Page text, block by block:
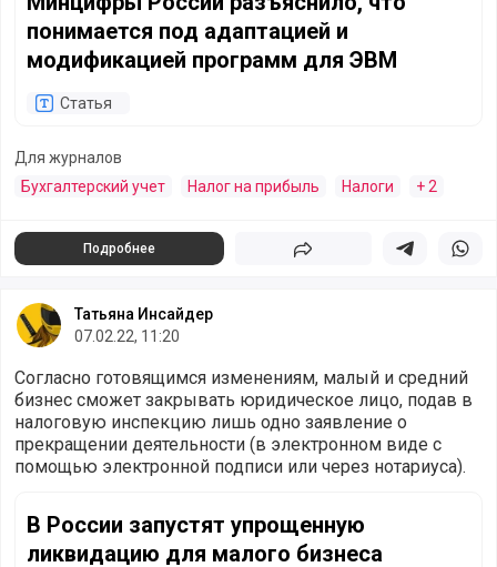
электронного документа, а также оказывающих услуги
по разработке, адаптации, модификации программ для
ЭВМ, баз данных. Такие налогоплательщики могут
применять ставку по налогу на прибыль в размере 3%
(подп. 1.15 п. 284 Налогового кодекса), а по страховым
связи с материнством и 1,5% на ОСС на случай
временной нетрудоспособности в отношении выплат и
и лиц без гражданства (кроме ВКС) (подп. 1.1 ст. 427 НК
РФ).
понимается под адаптацией и
модификацией программ для ЭВМ
Статья
Для журналов
Бухгалтерский учет
Налог на прибыль Налоги + 2
Подробнее Поделиться Поделиться в
Татьяна Инсайдер
07.02.22, 11:20
Согласно готовящимся изменениям, малый и средний
бизнес сможет закрывать юридическое лицо, подав в
налоговую инспекцию лишь одно заявление о
прекращении деятельности (в электронном виде с
помощью электронной подписи или через нотариуса).
В России запустят упрощенную
ликвидацию для малого бизнеса